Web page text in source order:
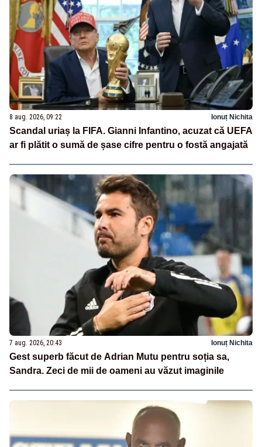
8 aug. 2026, 09:22 Ionuț Nichita
Scandal uriaș la FIFA. Gianni Infantino, acuzat că UEFA
ar fi plătit o sumă de șase cifre pentru o fostă angajată
7 aug. 2026, 20:43 Ionuț Nichita
Gest superb făcut de Adrian Mutu pentru soția sa,
Sandra. Zeci de mii de oameni au văzut imaginile